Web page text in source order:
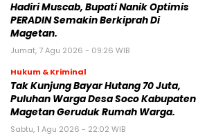
Hadiri Muscab, Bupati Nanik Optimis
PERADIN Semakin Berkiprah Di
Magetan.
Jumat, 7 Agu 2026 - 09:26 WIB
Hukum & Kriminal
Tak Kunjung Bayar Hutang 70 Juta,
Puluhan Warga Desa Soco Kabupaten
Magetan Geruduk Rumah Warga.
Sabtu, 1 Agu 2026 - 22:02 WIB